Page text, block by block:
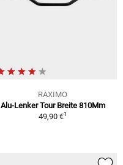
RAXIMO
Alu-Lenker Tour Breite 810Mm
49,90 €1